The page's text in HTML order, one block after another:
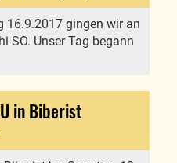
gingen wir an
SO. Unser Tag begann
in Biberist